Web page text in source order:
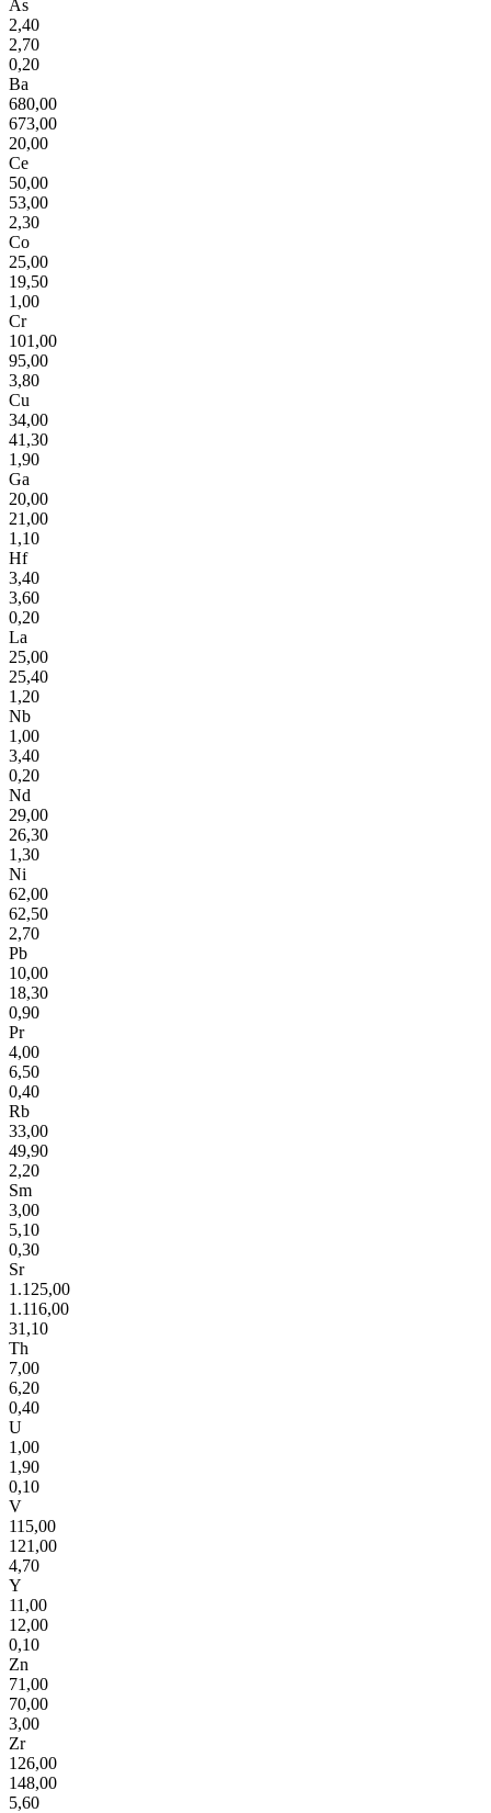
As
2,40
2,70
0,20
Ba
680,00
673,00
20,00
Ce
50,00
53,00
2,30
Co
25,00
19,50
1,00
Cr
101,00
95,00
3,80
Cu
34,00
41,30
1,90
Ga
20,00
21,00
1,10
Hf
3,40
3,60
0,20
La
25,00
25,40
1,20
Nb
1,00
3,40
0,20
Nd
29,00
26,30
1,30
Ni
62,00
62,50
2,70
Pb
10,00
18,30
0,90
Pr
4,00
6,50
0,40
Rb
33,00
49,90
2,20
Sm
3,00
5,10
0,30
Sr
1.125,00
1.116,00
31,10
Th
7,00
6,20
0,40
U
1,00
1,90
0,10
V
115,00
121,00
4,70
Y
11,00
12,00
0,10
Zn
71,00
70,00
3,00
Zr
126,00
148,00
5,60